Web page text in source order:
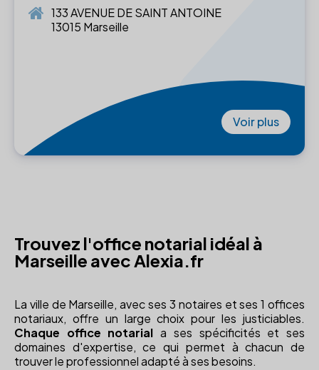
133 AVENUE DE SAINT ANTOINE
13015 Marseille
Voir plus
Trouvez l'office notarial idéal à
Marseille avec Alexia.fr
La ville de Marseille, avec ses 3 notaires et ses 1 offices
notariaux, offre un large choix pour les justiciables.
Chaque office notarial a ses spécificités et ses
domaines d'expertise, ce qui permet à chacun de
trouver le professionnel adapté à ses besoins.